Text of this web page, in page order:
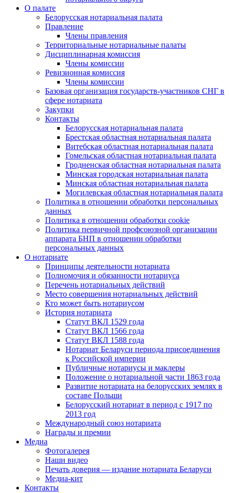
О палате
Белорусская нотариальная палата
Правление
Члены правления
Территориальные нотариальные палаты
Дисциплинарная комиссия
Члены комиссии
Ревизионная комиссия
Члены комиссии
Базовая организация государств-участников СНГ в
сфере нотариата
Закупки
Контакты
Белорусская нотариальная палата
Брестская областная нотариальная палата
Витебская областная нотариальная палата
Гомельская областная нотариальная палата
Гродненская областная нотариальная палата
Минская городская нотариальная палата
Минская областная нотариальная палата
Могилевская областная нотариальная палата
Политика в отношении обработки персональных
данных
Политика в отношении обработки cookie
Политика первичной профсоюзной организации
аппарата БНП в отношении обработки
персональных данных
О нотариате
Принципы деятельности нотариата
Полномочия и обязанности нотариуса
Перечень нотариальных действий
Место совершения нотариальных действий
Кто может быть нотариусом
История нотариата
Статут ВКЛ 1529 года
Статут ВКЛ 1566 года
Статут ВКЛ 1588 года
Нотариат Беларуси периода присоединения
к Российской империи
Публичные нотариусы и маклеры
Положение о нотариальной части 1863 года
Развитие нотариата на белорусских землях в
составе Польши
Белорусский нотариат в период с 1917 по
2013 год
Международный союз нотариата
Награды и премии
Медиа
Фотогалерея
Наши видео
Печать доверия — издание нотариата Беларуси
Медиа-кит
Контакты